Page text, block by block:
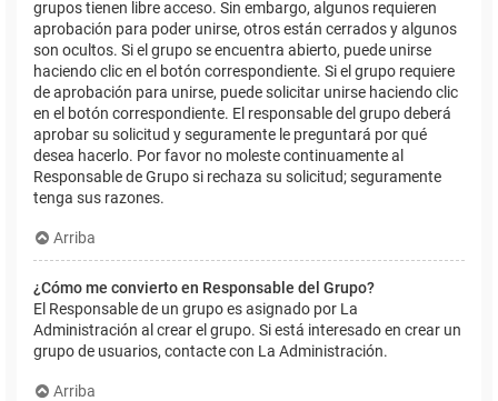
grupos tienen libre acceso. Sin embargo, algunos requieren
aprobación para poder unirse, otros están cerrados y algunos
son ocultos. Si el grupo se encuentra abierto, puede unirse
haciendo clic en el botón correspondiente. Si el grupo requiere
de aprobación para unirse, puede solicitar unirse haciendo clic
en el botón correspondiente. El responsable del grupo deberá
aprobar su solicitud y seguramente le preguntará por qué
desea hacerlo. Por favor no moleste continuamente al
Responsable de Grupo si rechaza su solicitud; seguramente
tenga sus razones.
Arriba
¿Cómo me convierto en Responsable del Grupo?
El Responsable de un grupo es asignado por La
Administración al crear el grupo. Si está interesado en crear un
grupo de usuarios, contacte con La Administración.
Arriba